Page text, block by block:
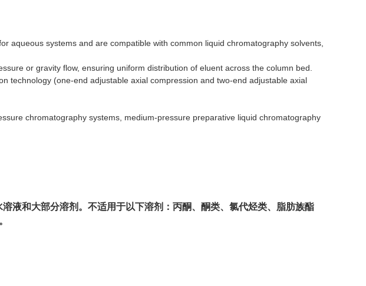
aqueous systems and are compatible with common liquid chromatography solvents,
or gravity flow, ensuring uniform distribution of eluent across the column bed.
technology (one-end adjustable axial compression and two-end adjustable axial
chromatography systems, medium-pressure preparative liquid chromatography
液和大部分溶剂。不适用于以下溶剂：丙酮、酮类、氯代烃类、脂肪族酯